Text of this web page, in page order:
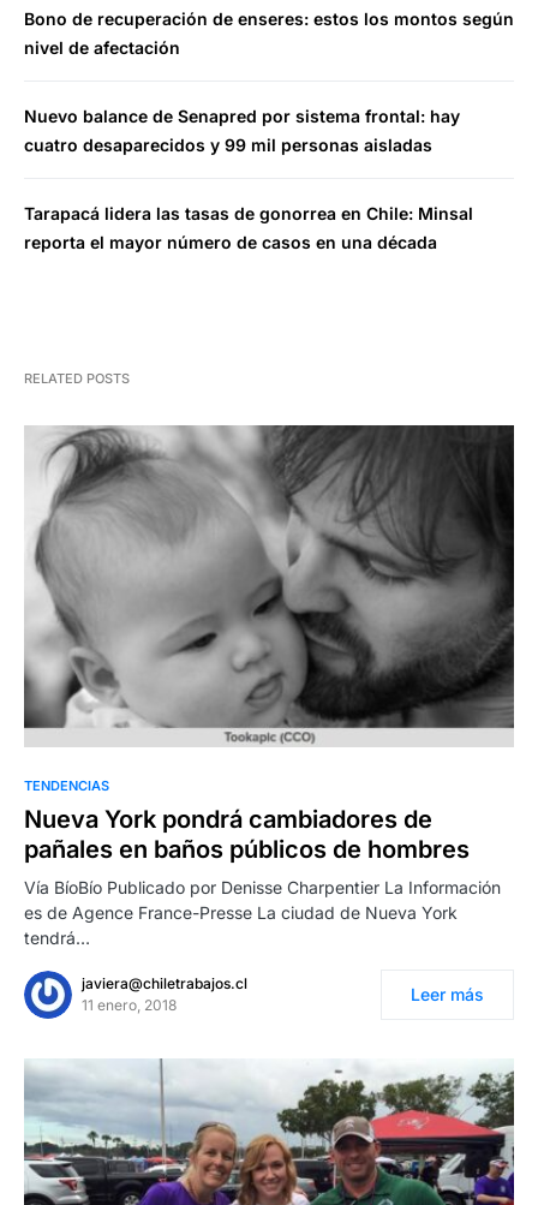
Bono de recuperación de enseres: estos los montos según
nivel de afectación
Nuevo balance de Senapred por sistema frontal: hay
cuatro desaparecidos y 99 mil personas aisladas
Tarapacá lidera las tasas de gonorrea en Chile: Minsal
reporta el mayor número de casos en una década
RELATED POSTS
TENDENCIAS
Nueva York pondrá cambiadores de
pañales en baños públicos de hombres
Vía BíoBío Publicado por Denisse Charpentier La Información
es de Agence France-Presse La ciudad de Nueva York
tendrá…
javiera@chiletrabajos.cl
11 enero, 2018
Leer más